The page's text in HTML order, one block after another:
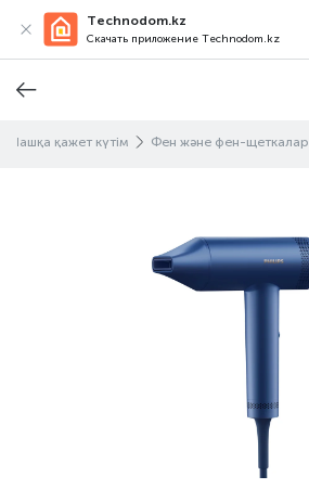
Technodom.kz
Скачать приложение Technodom.kz
Шашқа қажет күтім Фен және фен-щеткалар